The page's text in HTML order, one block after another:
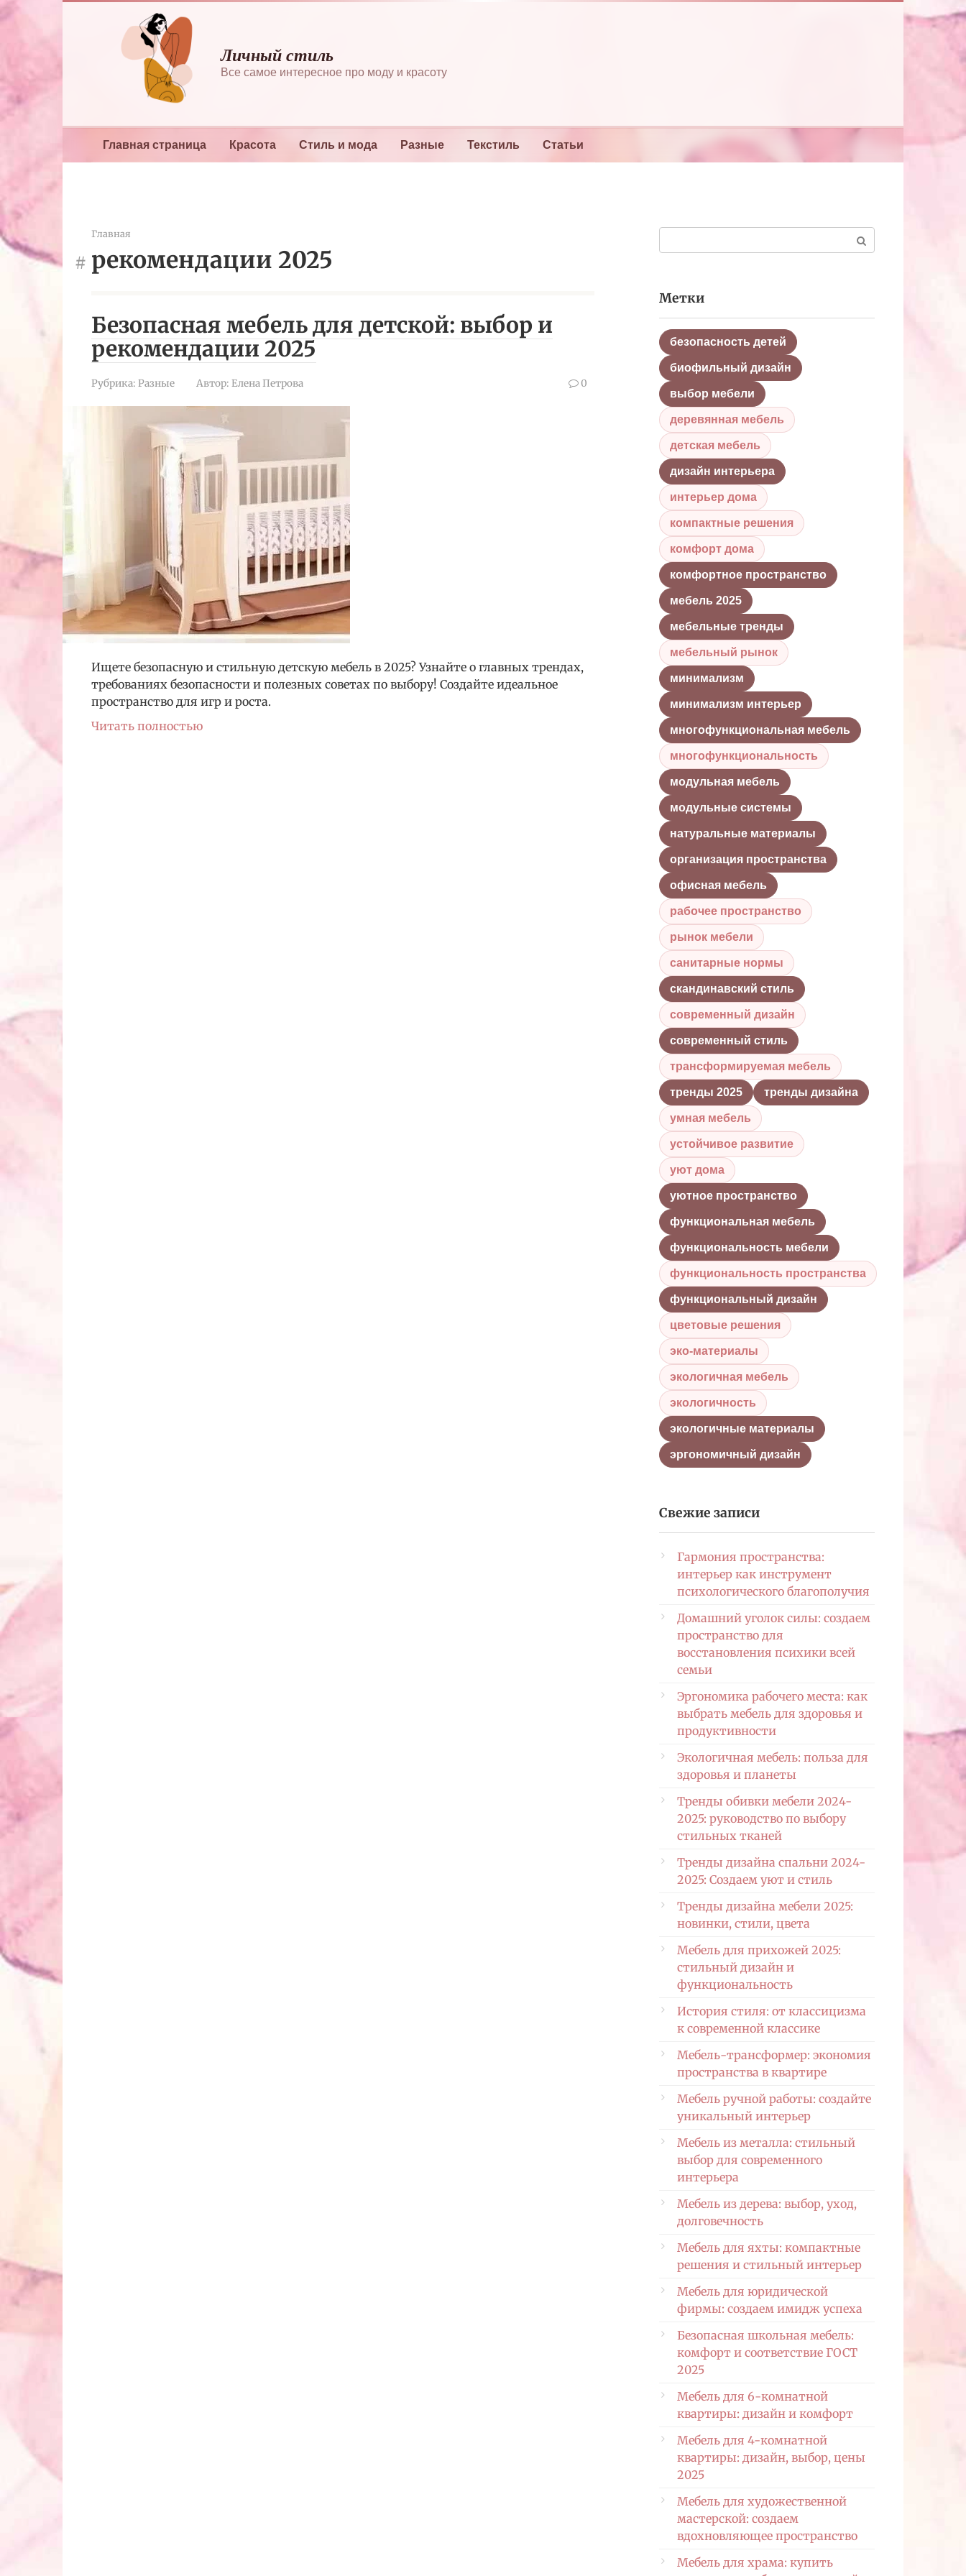
Перейти
к
Личный стиль
Все самое интересное про моду и красоту
Главная страница Красота Стиль и мода Разные Текстиль Статьи
Главная
рекомендации 2025
Безопасная мебель для детской: выбор и
рекомендации 2025
Рубрика: Разные Автор: Елена Петрова 0
Ищете безопасную и стильную детскую мебель в 2025? Узнайте о главных трендах,
требованиях безопасности и полезных советах по выбору! Создайте идеальное
пространство для игр и роста.
Читать полностью
Метки
безопасность детей
биофильный дизайн
выбор мебели
деревянная мебель
детская мебель
дизайн интерьера
интерьер дома
компактные решения
комфорт дома
комфортное пространство
мебель 2025
мебельные тренды
мебельный рынок
минимализм
минимализм интерьер
многофункциональная мебель
многофункциональность
модульная мебель
модульные системы
натуральные материалы
организация пространства
офисная мебель
рабочее пространство
рынок мебели
санитарные нормы
скандинавский стиль
современный дизайн
современный стиль
трансформируемая мебель
тренды 2025 тренды дизайна
умная мебель
устойчивое развитие
уют дома
уютное пространство
функциональная мебель
функциональность мебели
функциональность пространства
функциональный дизайн
цветовые решения
эко-материалы
экологичная мебель
экологичность
экологичные материалы
эргономичный дизайн
Свежие записи
Гармония пространства:
интерьер как инструмент
психологического благополучия
Домашний уголок силы: создаем
пространство для
восстановления психики всей
семьи
Эргономика рабочего места: как
выбрать мебель для здоровья и
продуктивности
Экологичная мебель: польза для
здоровья и планеты
Тренды обивки мебели 2024-
2025: руководство по выбору
стильных тканей
Тренды дизайна спальни 2024-
2025: Создаем уют и стиль
Тренды дизайна мебели 2025:
новинки, стили, цвета
Мебель для прихожей 2025:
стильный дизайн и
функциональность
История стиля: от классицизма
к современной классике
Мебель-трансформер: экономия
пространства в квартире
Мебель ручной работы: создайте
уникальный интерьер
Мебель из металла: стильный
выбор для современного
интерьера
Мебель из дерева: выбор, уход,
долговечность
Мебель для яхты: компактные
решения и стильный интерьер
Мебель для юридической
фирмы: создаем имидж успеха
Безопасная школьная мебель:
комфорт и соответствие ГОСТ
2025
Мебель для 6-комнатной
квартиры: дизайн и комфорт
Мебель для 4-комнатной
квартиры: дизайн, выбор, цены
2025
Мебель для художественной
мастерской: создаем
вдохновляющее пространство
Мебель для храма: купить